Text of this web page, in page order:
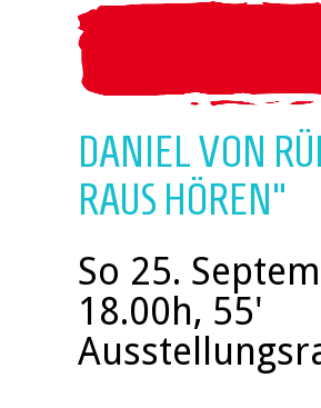
DANIEL VON
RAUS HÖREN"
So 25.
18.00h, 55'